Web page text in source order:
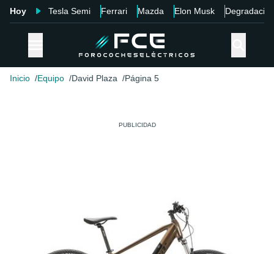
Hoy Tesla Semi Ferrari Mazda Elon Musk Degradación
Inicio Equipo David Plaza Página 5